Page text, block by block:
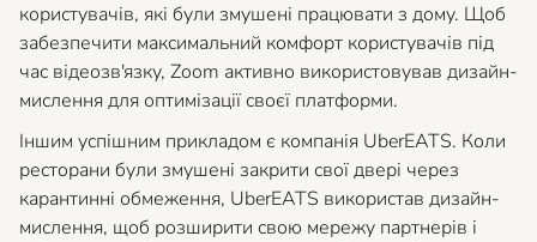
користувачів, які були змушені працювати з дому. Щоб
забезпечити максимальний комфорт користувачів під
час відеозв'язку, Zoom активно використовував дизайн-
мислення для оптимізації своєї платформи.
Іншим успішним прикладом є компанія UberEATS. Коли
ресторани були змушені закрити свої двері через
карантинні обмеження, UberEATS використав дизайн-
мислення, щоб розширити свою мережу партнерів і